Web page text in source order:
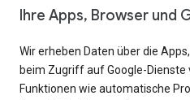
Ihre Apps, Browser und
Wir erheben Daten über die
beim Zugriff auf Google-Dienste
Funktionen wie automatische